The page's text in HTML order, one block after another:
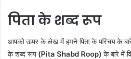
पिता के शब्द रूप
आपको ऊपर के लेख में हमने पिता के परिचय के
के शब्द रूप (Pita Shabd Roop) के बारे में